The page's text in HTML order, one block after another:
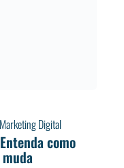
Marketing Digital
como